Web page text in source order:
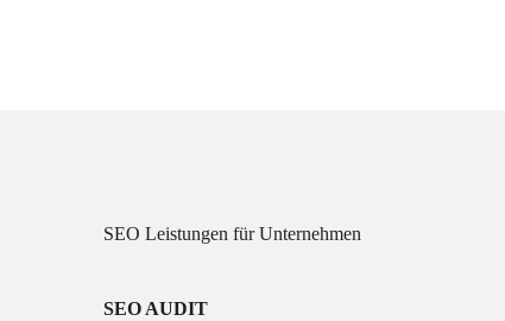
SEO Leistungen für Unternehmen
SEO AUDIT